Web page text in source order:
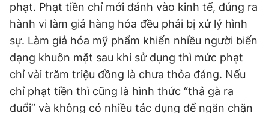
phạt. Phạt tiền chỉ mới đánh vào kinh tế, đúng ra
hành vi làm giả hàng hóa đều phải bị xử lý hình
sự. Làm giả hóa mỹ phẩm khiến nhiều người biến
dạng khuôn mặt sau khi sử dụng thì mức phạt
chỉ vài trăm triệu đồng là chưa thỏa đáng. Nếu
chỉ phạt tiền thì cũng là hình thức “thả gà ra
đuổi” và không có nhiều tác dụng để ngăn chặn